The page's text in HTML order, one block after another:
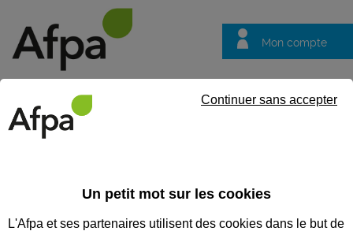
Mon compte
questions
REF : 1540956
Un petit mot sur les cookies
L'Afpa et ses partenaires utilisent des cookies dans le but de
Continuer sans accepter